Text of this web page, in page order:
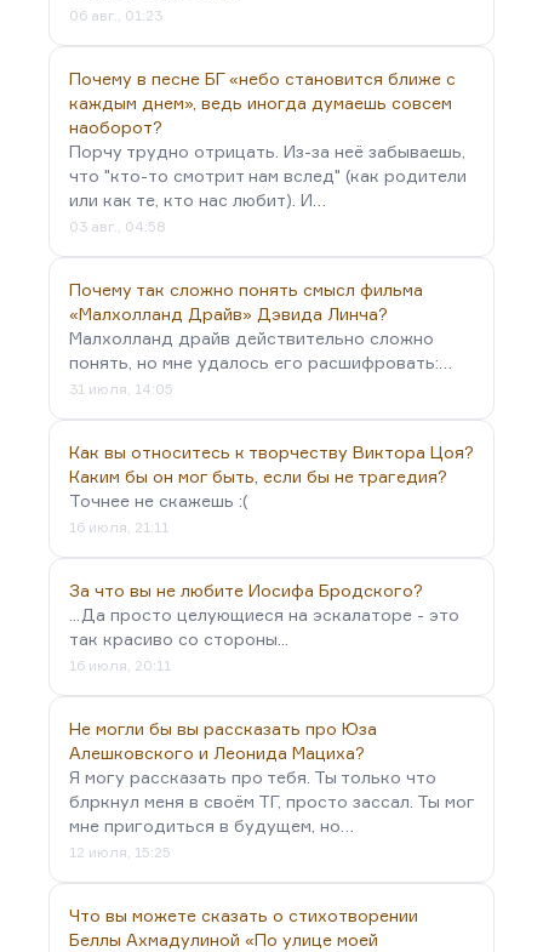
06 авг., 01:23
Почему в песне БГ «небо становится ближе с
каждым днем», ведь иногда думаешь совсем
наоборот?
Порчу трудно отрицать. Из-за неё забываешь,
что "кто-то смотрит нам вслед" (как родители
или как те, кто нас любит). И…
03 авг., 04:58
Почему так сложно понять смысл фильма
«Малхолланд Драйв» Дэвида Линча?
Малхолланд драйв действительно сложно
понять, но мне удалось его расшифровать:…
31 июля, 14:05
Как вы относитесь к творчеству Виктора Цоя?
Каким бы он мог быть, если бы не трагедия?
Точнее не скажешь :(
16 июля, 21:11
За что вы не любите Иосифа Бродского?
...Да просто целующиеся на эскалаторе - это
так красиво со стороны...
16 июля, 20:11
Не могли бы вы рассказать про Юза
Алешковского и Леонида Мациха?
Я могу рассказать про тебя. Ты только что
блркнул меня в своём ТГ, просто зассал. Ты мог
мне пригодиться в будущем, но…
12 июля, 15:25
Что вы можете сказать о стихотворении
Беллы Ахмадулиной «По улице моей